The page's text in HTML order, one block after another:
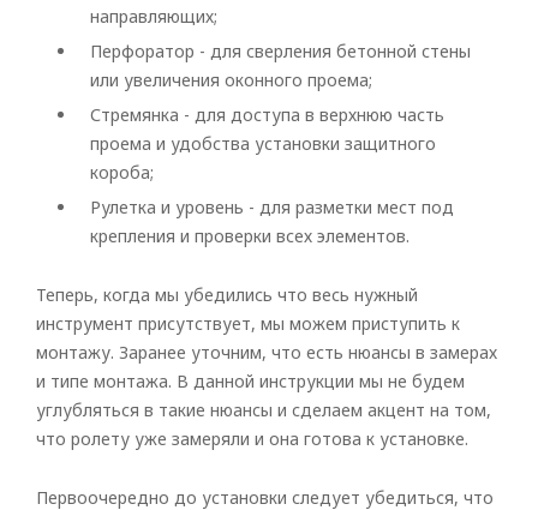
направляющих;
Перфоратор - для сверления бетонной стены
или увеличения оконного проема;
Стремянка - для доступа в верхнюю часть
проема и удобства установки защитного
короба;
Рулетка и уровень - для разметки мест под
крепления и проверки всех элементов.
Теперь, когда мы убедились что весь нужный
инструмент присутствует, мы можем приступить к
монтажу. Заранее уточним, что есть нюансы в замерах
и типе монтажа. В данной инструкции мы не будем
углубляться в такие нюансы и сделаем акцент на том,
что ролету уже замеряли и она готова к установке.
Первоочередно до установки следует убедиться, что